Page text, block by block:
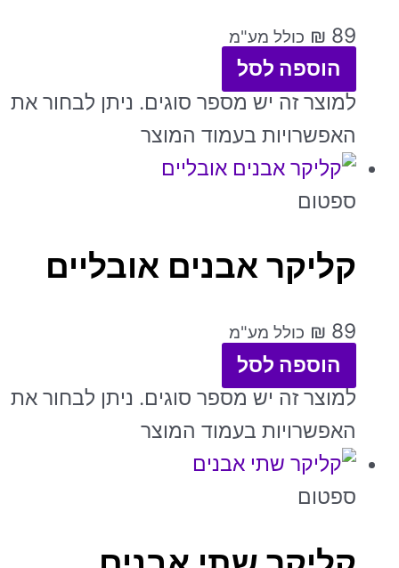
₪ 89 כולל מע"מ
הוספה לסל
למוצר זה יש מספר סוגים. ניתן לבחור את
האפשרויות בעמוד המוצר
ספטום
קליקר אבנים אובליים
₪ 89 כולל מע"מ
הוספה לסל
למוצר זה יש מספר סוגים. ניתן לבחור את
האפשרויות בעמוד המוצר
ספטום